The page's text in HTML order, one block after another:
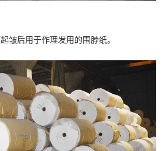
皱后用于作理发用的围脖纸。